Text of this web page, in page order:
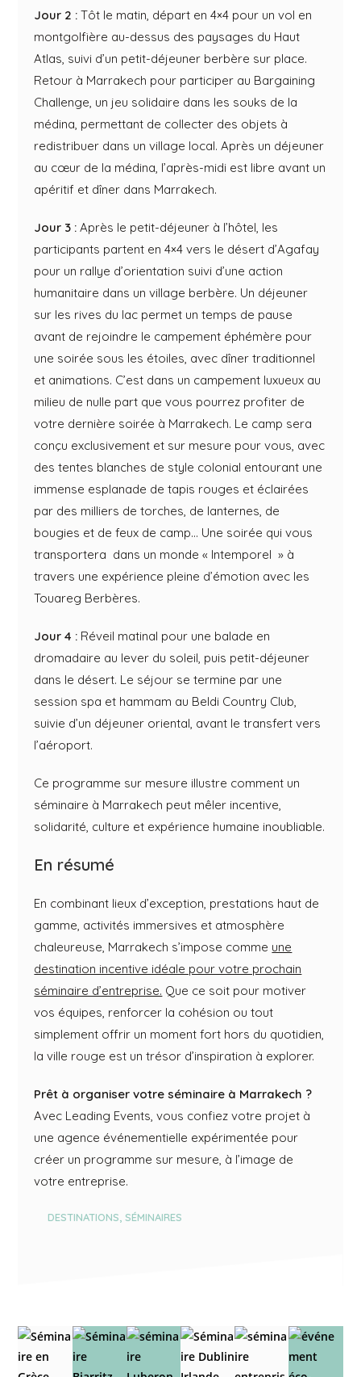
Jour 2 :Tôt le matin, départ en 4×4 pour un vol en
montgolfière au-dessus des paysages du Haut
Atlas, suivi d’un petit-déjeuner berbère sur place.
Retour à Marrakech pour participer au Bargaining
Challenge, un jeu solidaire dans les souks de la
médina, permettant de collecter des objets à
redistribuer dans un village local. Après un déjeuner
au cœur de la médina, l’après-midi est libre avant un
apéritif et dîner dans Marrakech.
Jour 3 :Après le petit-déjeuner à l’hôtel, les
participants partent en 4×4 vers le désert d’Agafay
pour un rallye d’orientation suivi d’une action
humanitaire dans un village berbère. Un déjeuner
sur les rives du lac permet un temps de pause
avant de rejoindre le campement éphémère pour
une soirée sous les étoiles, avec dîner traditionnel
et animations. C’est dans un campement luxueux au
milieu de nulle part que vous pourrez profiter de
votre dernière soirée à Marrakech. Le camp sera
conçu exclusivement et sur mesure pour vous, avec
des tentes blanches de style colonial entourant une
immense esplanade de tapis rouges et éclairées
par des milliers de torches, de lanternes, de
bougies et de feux de camp… Une soirée qui vous
transportera dans un monde « Intemporel » à
travers une expérience pleine d’émotion avec les
Touareg Berbères.
Jour 4 : Réveil matinal pour une balade en
dromadaire au lever du soleil, puis petit-déjeuner
dans le désert. Le séjour se termine par une
session spa et hammam au Beldi Country Club,
suivie d’un déjeuner oriental, avant le transfert vers
l’aéroport.
Ce programme sur mesure illustre comment un
séminaire à Marrakech peut mêler incentive,
solidarité, culture et expérience humaine inoubliable.
En résumé
En combinant lieux d’exception, prestations haut de
gamme, activités immersives et atmosphère
chaleureuse, Marrakech s’impose comme une
destination incentive idéale pour votre prochain
séminaire d’entreprise. Que ce soit pour motiver
vos équipes, renforcer la cohésion ou tout
simplement offrir un moment fort hors du quotidien,
la ville rouge est un trésor d’inspiration à explorer.
Prêt à organiser votre séminaire à Marrakech ?
Avec Leading Events, vous confiez votre projet à
une agence événementielle expérimentée pour
créer un programme sur mesure, à l’image de
votre entreprise.
DESTINATIONS,SÉMINAIRES